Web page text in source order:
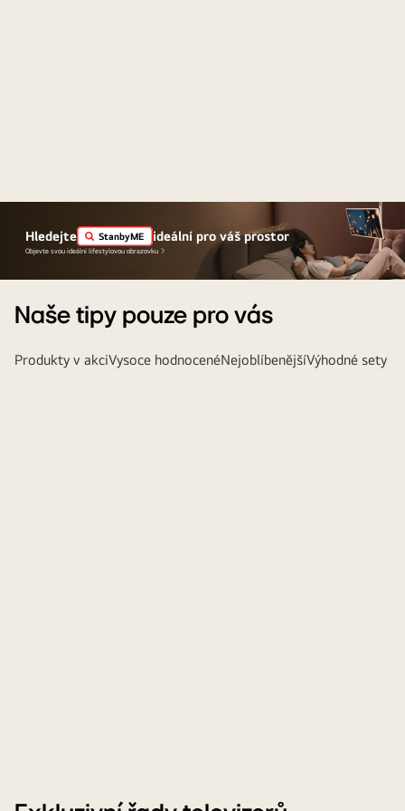
Hledejte StanbyME ideální pro váš prostor
Objevte svou ideální lifestylovou obrazovku
Naše tipy pouze pro vás
Produkty v akciVysoce hodnocenéNejoblíbenějšíVýhodné sety